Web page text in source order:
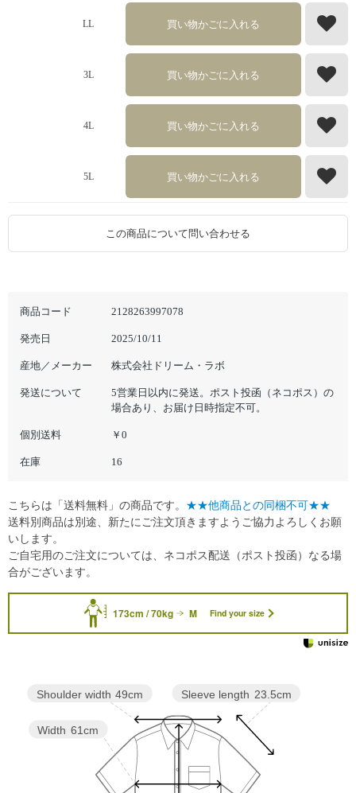
商品コード 2128263997078
発売日 2025/10/11
産地／メーカー 株式会社ドリーム・ラボ
発送について
5営業日以内に発送。ポスト投函（ネコポス）の
場合あり、お届け日時指定不可。
個別送料 ￥0
在庫 16
LL 買い物かごに入れる
3L 買い物かごに入れる
4L 買い物かごに入れる
5L 買い物かごに入れる
この商品について問い合わせる
173cm / 70kg M Find your size
Sleeve length 23.5cm
Width 61cm
Shoulder width 49cm
こちらは「送料無料」の商品です。 ★★他商品との同梱不可★★
送料別商品は別途、新たにご注文頂きますようご協力よろしくお願
いします。
ご自宅用のご注文については、ネコポス配送（ポスト投函）なる場
合がございます。